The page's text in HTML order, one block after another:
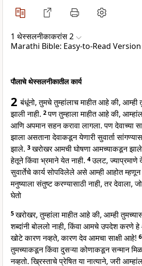
1 थेस्सलनीकाकरांस 2
Marathi Bible: Easy-to-Read Version
पौलाचे थेस्सलनीकातील कार्य
2बंधूंनो, तुमचे तुम्हांलाच माहीत आहे की, आम्ही
झाली नाही. 2पण तुम्हाला माहीत आहे की,
आणि अपमान सहन करावा लागला. पण देवाच्या
झाला असताना देवाकडून येणारी सुवार्ता
झाले. 3खरोखर आमची घोषणा आमच्याकडून
हेतूने किंवा भ्रमाने येत नाही. 4उलट,
सुवार्तेचे कार्य सोपविलेले असे आम्ही आहोत
मनुष्याला संतुष्ट करण्यासाठी नाही, तर देवाला, जो
घेतो
5खरोखर, तुम्हांला माहीत आहे की, आम्ही
शब्दांनी बोललो नाही, किंवा आमचे उपदेश करणे
खोटे कारण नव्हते, कारण देव आमचा साक्षी आहे!
तुमच्याकडून किंवा दुसऱ्या कोणाकडून सन्मान
नव्हतो. ख्रिस्ताचे प्रेषित या नात्याने, जरी